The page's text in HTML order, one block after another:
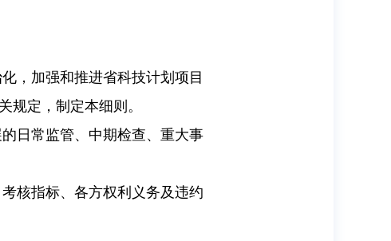
，加强和推进省科技计划项目
规定，制定本细则。
日常监管、中期检查、重大事
核指标、各方权利义务及违约